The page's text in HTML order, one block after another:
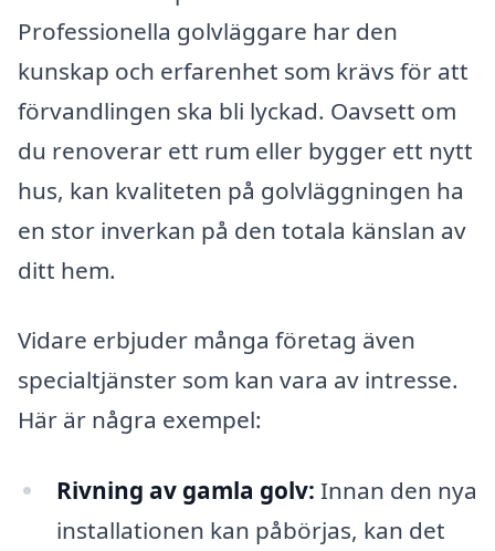
Professionella golvläggare har den
kunskap och erfarenhet som krävs för att
förvandlingen ska bli lyckad. Oavsett om
du renoverar ett rum eller bygger ett nytt
hus, kan kvaliteten på golvläggningen ha
en stor inverkan på den totala känslan av
ditt hem.
Vidare erbjuder många företag även
specialtjänster som kan vara av intresse.
Här är några exempel:
Rivning av gamla golv: Innan den nya
installationen kan påbörjas, kan det